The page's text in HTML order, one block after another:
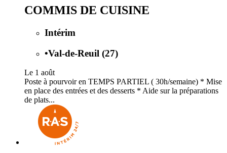
COMMIS DE CUISINE
Intérim
•Val-de-Reuil (27)
Le 1 août
Poste à pourvoir en TEMPS PARTIEL ( 30h/semaine) * Mise
en place des entrées et des desserts * Aide sur la préparations
de plats...